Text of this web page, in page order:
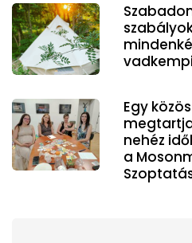
Egy
nehéz
a